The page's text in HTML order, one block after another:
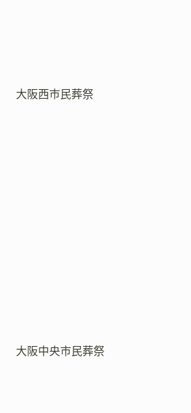
大阪西市民葬祭
大阪中央市民葬祭